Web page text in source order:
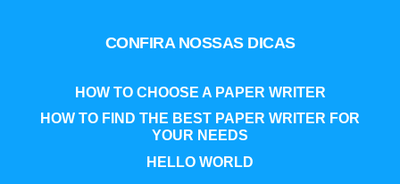
CONFIRA NOSSAS DICAS
HOW TO CHOOSE A PAPER WRITER
HOW TO FIND THE BEST PAPER WRITER FOR
YOUR NEEDS
HELLO WORLD